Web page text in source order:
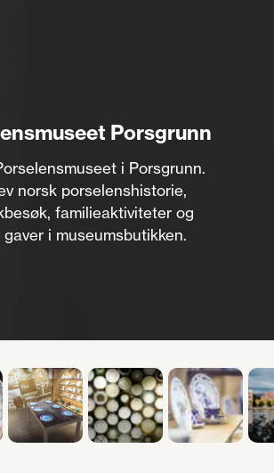
Porsgrunn
i Porsgrunn.
norsk porselenshistorie,
familieaktiviteter og
gaver i museumsbutikken.